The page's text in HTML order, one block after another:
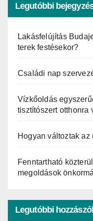
Legutóbbi
Lakásfelújítás
terek festésekor?
Családi nap
Vízkőoldás
tisztítószert otthonra
Hogyan változtak
Fenntartható
megoldások
Legutóbbi